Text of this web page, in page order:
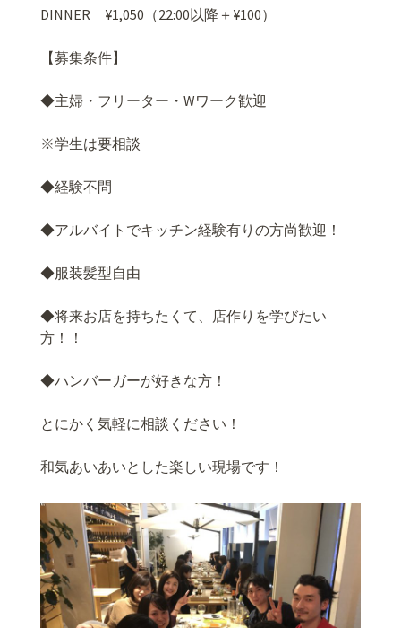
DINNER ¥1,050 （22:00以降＋ ¥100）
【募集条件】
◆主婦・フリーター・ Wワーク歓迎
※学生は要相談
◆経験不問
◆アルバイトでキッチン経験有りの方尚歓迎！
◆服装髪型自由
◆将来お店を持ちたくて、店作りを学びたい
方！！
◆ハンバーガーが好きな方！
とにかく気軽に相談ください！
和気あいあいとした楽しい現場です！